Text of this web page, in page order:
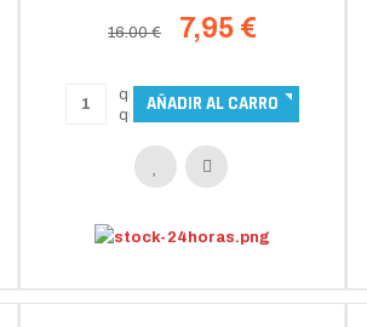
16.00 € 7,95 €